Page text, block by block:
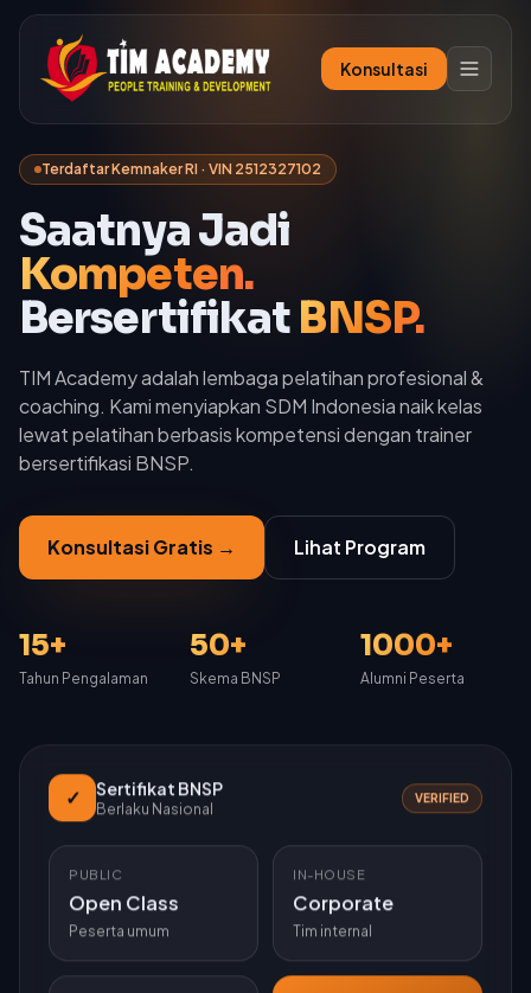
Konsultasi
Terdaftar Kemnaker RI · VIN 2512327102
Saatnya Jadi
Kompeten.
Bersertifikat BNSP.
TIM Academy adalah lembaga pelatihan profesional &
coaching. Kami menyiapkan SDM Indonesia naik kelas
lewat pelatihan berbasis kompetensi dengan trainer
bersertifikasi BNSP.
Konsultasi Gratis → Lihat Program
15+
Tahun Pengalaman
50+
Skema BNSP
1000+
Alumni Peserta
✓ Sertifikat BNSP
Berlaku Nasional
VERIFIED
PUBLIC
Open Class
Peserta umum
IN-HOUSE
Corporate
Tim internal